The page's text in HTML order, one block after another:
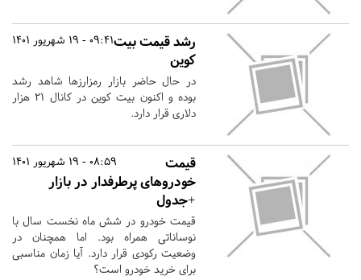
09:41 - 19 شهریور 1401رشد قیمت بیت
کوین
در حال حاضر بازار رمزارزها شاهد رشد
بوده و اکنون بیت کوین در کانال ۲۱ هزار
دلاری قرار دارد.
08:59 - 19 شهریور 1401
قیمت
خودروهای پرطرفدار در بازار
+جدول
قیمت خودرو در شش ماه نخست سال با
نوساناتی همراه بود. اما همچنان در
وضعیت رکودی قرار دارد. آیا زمان مناسبی
برای خرید خودرو است؟